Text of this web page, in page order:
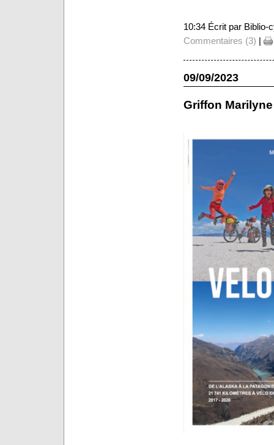
10:34 Écrit par Biblio-
Commentaires (3) |
09/09/2023
Griffon Marilyne